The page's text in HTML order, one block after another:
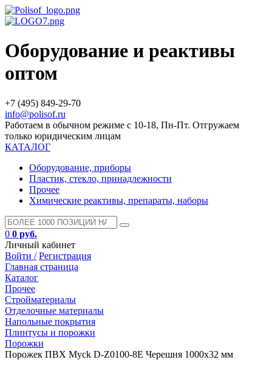
Оборудование и реактивы
оптом
+7 (495) 849-29-70
info@polisof.ru
Работаем в обычном режиме с 10-18, Пн-Пт. Отгружаем
только юридическим лицам
КАТАЛОГ
Оборудование, приборы
Пластик, стекло, принадлежности
Прочее
Химические реактивы, препараты, наборы
0 0 руб.
Личный кабинет
Войти / Регистрация
Главная страница
Каталог
Прочее
Стройматериалы
Отделочные материалы
Напольные покрытия
Плинтусы и порожки
Порожки
Порожек ПВХ Myck D-Z0100-8Е Черешня 1000х32 мм